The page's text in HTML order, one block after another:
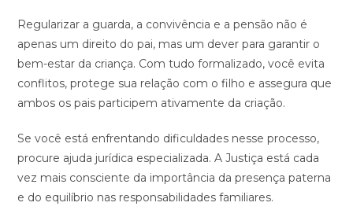
Regularizar a guarda, a convivência e a pensão não é
apenas um direito do pai, mas um dever para garantir o
bem-estar da criança. Com tudo formalizado, você evita
conflitos, protege sua relação com o filho e assegura que
ambos os pais participem ativamente da criação.
Se você está enfrentando dificuldades nesse processo,
procure ajuda jurídica especializada. A Justiça está cada
vez mais consciente da importância da presença paterna
e do equilíbrio nas responsabilidades familiares.